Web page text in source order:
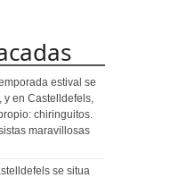
estival se
y en Castelldefels,
chiringuitos.
maravillosas
se situa